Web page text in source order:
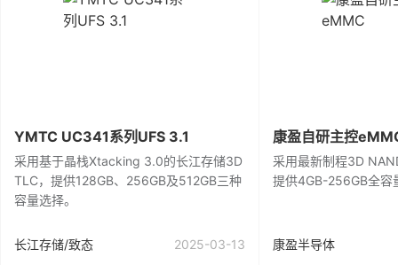
YMTC UC341系列UFS 3.1
采用基于晶栈Xtacking 3.0的长江存储3D
TLC，提供128GB、256GB及512GB三种
容量选择。
长江存储/致态 2025-03-13
康盈自研主控
采用最新制程3D
提供4GB-256GB全容
康盈半导体